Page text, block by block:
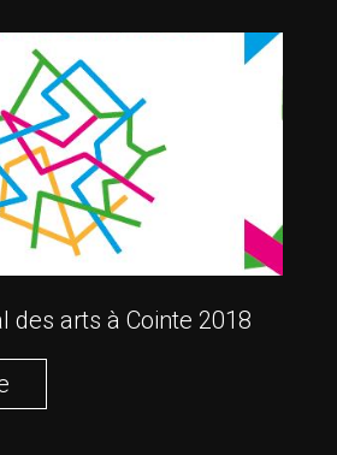
des arts à Cointe 2018